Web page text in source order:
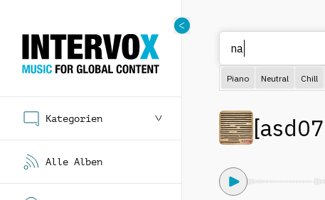
Kategorien
Alle Alben
Piano Neutral Chill
[